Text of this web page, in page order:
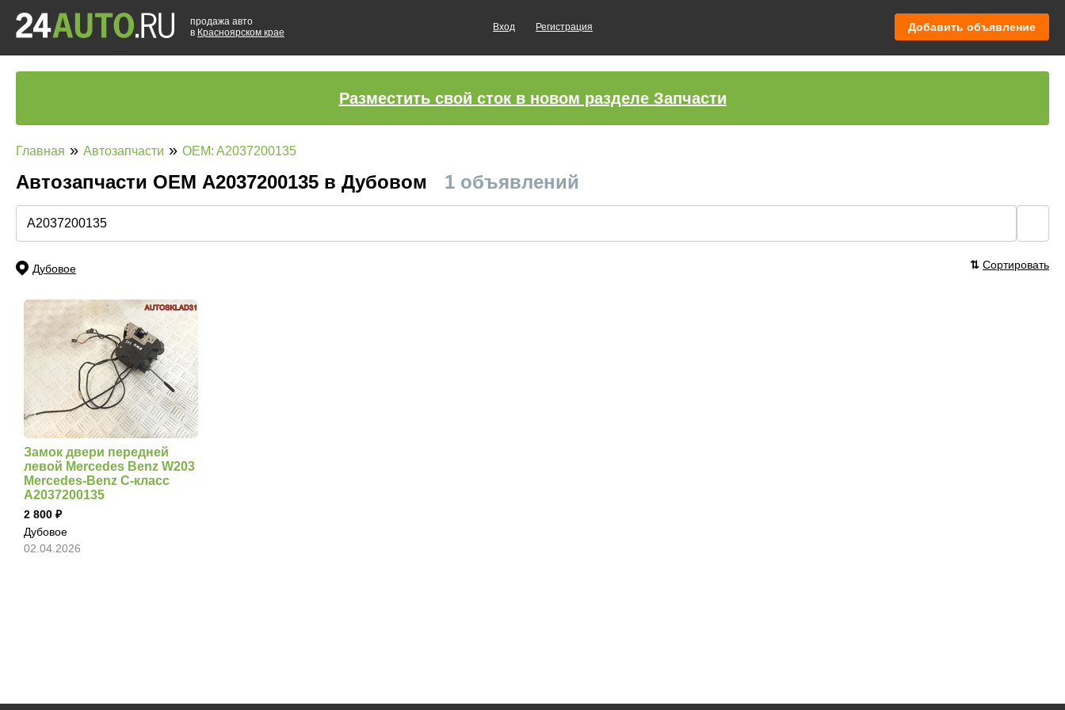
продажа авто
в Красноярском крае
Вход Регистрация Добавить объявление
Разместить свой сток в новом разделе Запчасти
Главная » Автозапчасти » OEM: A2037200135
Автозапчасти ОЕМ A2037200135 в Дубовом 1 объявлений
Дубовое ⇅ Сортировать
Замок двери передней
левой Mercedes Benz W203
Mercedes-Benz C-класс
A2037200135
2 800
Дубовое
02.04.2026